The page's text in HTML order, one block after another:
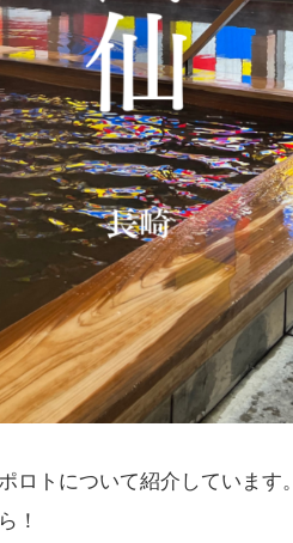
ロトについて紹介しています。
！